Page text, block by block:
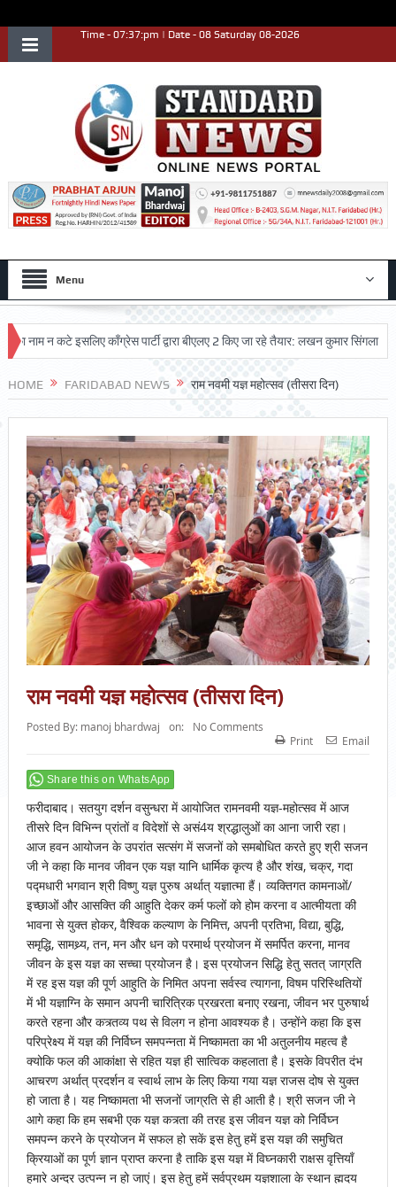
Time - 07:37:pm | Date - 08 Saturday 08-2026
Menu
न कटे इसलिए काँग्रेस पार्टी द्वारा बीएलए 2 किए जा रहे तैयार: लखन कुमार सिंगला
HOME FARIDABAD NEWS राम नवमी यज्ञ महोत्सव (तीसरा दिन)
राम नवमी यज्ञ महोत्सव (तीसरा दिन)
Posted By: manoj bhardwaj on:
No Comments
Print
Email
Share this on WhatsApp
फरीदाबाद। सतयुग दर्शन वसुन्धरा में आयोजित रामनवमी यज्ञ-महोत्सव में आज
तीसरे दिन विभिन्न प्रांतों व विदेशों से असं4य श्रद्धालुओं का आना जारी रहा।
आज हवन आयोजन के उपरांत सत्संग में सजनों को समबोधित करते हुए श्री सजन
जी ने कहा कि मानव जीवन एक यज्ञ यानि धार्मिक कृत्य है और शंख, चक्र, गदा
पद्मधारी भगवान श्री विष्णु यज्ञ पुरुष अर्थात् यज्ञात्मा हैं। व्यक्तिगत कामनाओं/
इच्छाओं और आसक्ति की आहुति देकर कर्म फलों को होम करना व आत्मीयता की
भावना से युक्त होकर, वैश्विक कल्याण के निमित्त, अपनी प्रतिभा, विद्या, बुद्धि,
समृद्धि, सामथ्र्य, तन, मन और धन को परमार्थ प्रयोजन में समर्पित करना, मानव
जीवन के इस यज्ञ का सच्चा प्रयोजन है। इस प्रयोजन सिद्धि हेतु सतत् जाग्रति
में रह इस यज्ञ की पूर्ण आहुति के निमित अपना सर्वस्व त्यागना, विषम परिस्थितियों
में भी यज्ञाग्नि के समान अपनी चारित्रिक प्रखरता बनाए रखना, जीवन भर पुरुषार्थ
करते रहना और कत्र्तव्य पथ से विलग न होना आवश्यक है। उन्होंने कहा कि इस
परिप्रेक्ष्य में यज्ञ की निर्विघ्न समपन्नता में निष्कामता का भी अतुलनीय महत्व है
क्योकि फल की आकांक्षा से रहित यज्ञ ही सात्विक कहलाता है। इसके विपरीत दंभ
आचरण अर्थात् प्रदर्शन व स्वार्थ लाभ के लिए किया गया यज्ञ राजस दोष से युक्त
हो जाता है। यह निष्कामता भी सजनों जाग्रति से ही आती है। श्री सजन जी ने
आगे कहा कि हम सबभी एक यज्ञ कत्र्ता की तरह इस जीवन यज्ञ को निर्विघ्न
समपन्न करने के प्रयोजन में सफल हो सकें इस हेतु हमें इस यज्ञ की समुचित
क्रियाओं का पूर्ण ज्ञान प्राप्त करना है ताकि इस यज्ञ में विघ्नकारी राक्षस वृत्तियाँ
हमारे अन्दर उत्पन्न न हो जाएं। इस हेतु हमें सर्वप्रथम यज्ञशाला के स्थान ह्मदय